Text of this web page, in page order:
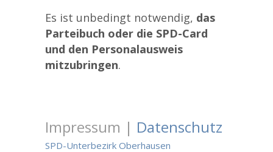
Es ist unbedingt notwendig, das
Parteibuch oder die SPD-Card
und den Personalausweis
mitzubringen.
Impressum | Datenschutz
SPD-Unterbezirk Oberhausen